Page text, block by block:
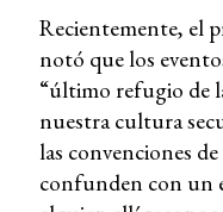
Recientemente, el
notó que los
“último refugio de
nuestra cultura
las convenciones
confunden con un